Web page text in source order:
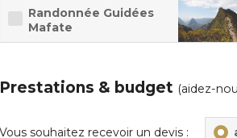
Randonnée Guidées
Mafate
Prestations & budget (aidez-
Vous souhaitez recevoir un devis :